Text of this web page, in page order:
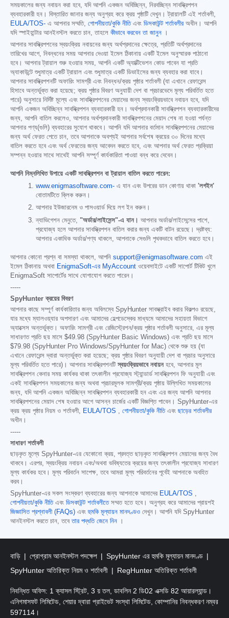
সময়কালের জন্য নবায়ন করা হবে, যদি আপনি একজন অবিচ্ছিন্ন, নিরবচ্ছিন্ন সাবস্ক্রিপশন
ব্যবহারকারী হন। বিস্তারিত জানার জন্য অনুগ্রহ করে ক্রয় পৃষ্ঠাটি দেখুন। ট্রায়ালটি এই শর্তাবলী,
EULA/TOS- এ আপনার সম্মতি, গোপনীয়তা/কুকি নীতিএবং ডিসকাউন্ট শর্তাবলীর অধীন। আপনি
যদি স্পাইহান্টার আনইনস্টল করতে চান, তাহলে কীভাবে করবেন তা জানুন ।
আপনার সাবস্ক্রিপশনের স্বয়ংক্রিয় নবায়নের জন্য অর্থপ্রদানের ক্ষেত্রে, প্রতিটি অর্থপ্রদানের
তারিখের আগে, নিবন্ধনের সময় আপনার দেওয়া ইমেল ঠিকানায় একটি ইমেল অনুস্মারক পাঠানো
হবে। আপনার ট্রায়াল শুরু হওয়ার সময়, আপনি একটি অ্যাক্টিভেশন কোড পাবেন যা প্রতি
অ্যাকাউন্টে শুধুমাত্র একটি ট্রায়াল এবং শুধুমাত্র একটি ডিভাইসের জন্য ব্যবহার করা যাবে।
আপনার সাবস্ক্রিপশনটি অফারিং সামগ্রী এবং নিবন্ধন/ক্রয় পৃষ্ঠার শর্তাবলী (যা এখানে রেফারেন্স
হিসাবে অন্তর্ভুক্ত করা হয়েছে; ক্রয় পৃষ্ঠার বিবরণ অনুযায়ী দেশ বা প্রচারভেদে মূল্য পরিবর্তিত হতে
পারে) অনুসারে নির্দিষ্ট মূল্যে এবং সাবস্ক্রিপশনের মেয়াদের জন্য স্বয়ংক্রিয়ভাবে নবায়ন হবে, যদি
আপনি একজন অবিচ্ছিন্ন সাবস্ক্রিপশন ব্যবহারকারী হন। অর্থপ্রদানকারী সাবস্ক্রিপশন ব্যবহারকারীদের
জন্য, আপনি বাতিল করলেও, আপনার অর্থপ্রদানকারী সাবস্ক্রিপশনের মেয়াদ শেষ না হওয়া পর্যন্ত
আপনার পণ্য(গুলি) ব্যবহারের সুযোগ থাকবে। আপনি যদি আপনার বর্তমান সাবস্ক্রিপশনের মেয়াদের
জন্য অর্থ ফেরত পেতে চান, তবে আপনাকে অবশ্যই আপনার সর্বশেষ ক্রয়ের ৩০ দিনের মধ্যে
বাতিল করতে হবে এবং অর্থ ফেরতের জন্য আবেদন করতে হবে, এবং আপনার অর্থ ফেরত প্রক্রিয়া
সম্পন্ন হওয়ার সাথে সাথেই আপনি সম্পূর্ণ কার্যকারিতা পাওয়া বন্ধ করে দেবেন।
আপনি নিম্নলিখিত উপায়ে একটি সাবস্ক্রিপশন বা ট্রায়াল বাতিল করতে পারেন:
www.enigmasoftware.com- এ যান এবং উপরের ডান কোণায় থাকা 'লগইন'
বোতামটিতে ক্লিক করুন।
আপনার ইউজারনেম ও পাসওয়ার্ড দিয়ে লগ ইন করুন।
ন্যাভিগেশন মেনুতে, "অর্ডার/লাইসেন্স"-এ যান। আপনার অর্ডার/লাইসেন্সের পাশে,
প্রযোজ্য হলে আপনার সাবস্ক্রিপশন বাতিল করার জন্য একটি বাটন রয়েছে। দ্রষ্টব্য:
আপনার একাধিক অর্ডার/পণ্য থাকলে, আপনাকে সেগুলি পৃথকভাবে বাতিল করতে হবে।
আপনার কোনো প্রশ্ন বা সমস্যা থাকলে, আপনি support@enigmasoftware.com এই
ইমেল ঠিকানায় অথবা EnigmaSoft-এর MyAccount ওয়েবসাইটে একটি সাপোর্ট টিকিট খুলে
EnigmaSoft সাপোর্টের সাথে যোগাযোগ করতে পারেন।
-----
SpyHunter ক্রয়ের বিবরণ
আপনার কাছে সম্পূর্ণ কার্যকারিতার জন্য অবিলম্বে SpyHunter সাবস্ক্রাইব করার বিকল্পও রয়েছে,
যার মধ্যে ম্যালওয়্যার অপসারণ এবং আমাদের হেল্পডেস্কের মাধ্যমে আমাদের সহায়তা বিভাগে
অ্যাক্সেস অন্তর্ভুক্ত। অফারিং সামগ্রী এবং রেজিস্ট্রেশন/ক্রয় পৃষ্ঠার শর্তাবলী অনুসারে, এর মূল্য
সাধারণত প্রতি ছয় মাসে $49.98 (SpyHunter Basic Windows) এবং প্রতি ছয় মাসে
$79.98 (SpyHunter Pro Windows/SpyHunter for Mac) থেকে শুরু হয় (যা
এখানে রেফারেন্স দ্বারা অন্তর্ভুক্ত করা হয়েছে; ক্রয় পৃষ্ঠার বিবরণ অনুযায়ী দেশ বা প্রচার অনুসারে
মূল্য পরিবর্তিত হতে পারে)। আপনার সাবস্ক্রিপশনটিস্বয়ংক্রিয়ভাবে নবায়নহবে, আপনার মূল
সাবস্ক্রিপশন কেনার সময় কার্যকর থাকা তৎকালীন প্রযোজ্য স্ট্যান্ডার্ড সাবস্ক্রিপশন ফি অনুযায়ী এবং
একই সাবস্ক্রিপশন সময়কালের জন্য অথবা প্রচারমূলক সামগ্রী/ক্রয় পৃষ্ঠায় উল্লিখিত সময়কালের
জন্য, যদি আপনি একজন অবিচ্ছিন্ন সাবস্ক্রিপশন ব্যবহারকারী হন এবং এর জন্য আপনি আপনার
সাবস্ক্রিপশনের মেয়াদ শেষ হওয়ার আগে আসন্ন চার্জের একটি বিজ্ঞপ্তি পাবেন। SpyHunter-এর
ক্রয় ক্রয় পৃষ্ঠার নিয়ম ও শর্তাবলী,
EULA/TOS গোপনীয়তা/কুকি নীতিএবং ছাড়ের শর্তাবলীর
অধীন।
-----
সাধারণ শর্তাবলী
ছাড়কৃত মূল্যে SpyHunter-এর যেকোনো ক্রয়, প্রদত্ত ছাড়কৃত সাবস্ক্রিপশন মেয়াদের জন্য বৈধ
থাকবে। এরপর, স্বয়ংক্রিয় নবায়ন এবং/অথবা ভবিষ্যতের ক্রয়ের জন্য তৎকালীন প্রযোজ্য সাধারণ
মূল্য কার্যকর হবে। মূল্য পরিবর্তন সাপেক্ষ, তবে আমরা মূল্য পরিবর্তনের পূর্বেই আপনাকে অবহিত
করব।
SpyHunter-এর সকল সংস্করণ ব্যবহারের জন্য আপনাকে আমাদের EULA/TOS
গোপনীয়তা/কুকি নীতিএবং ডিসকাউন্ট শর্তাবলীতেসম্মত হতে হবে। অনুগ্রহ করে আমাদের প্রায়শই
জিজ্ঞাসিত প্রশ্নাবলী (FAQs) এবংহুমকি মূল্যায়ন মানদণ্ডও দেখুন। আপনি যদি SpyHunter
আনইনস্টল করতে চান, তবেতার পদ্ধতি জেনে নিন ।
বাড়ি প্রোগ্রাম আনইনস্টল পদক্ষেপ
SpyHunter এর হুমকি মূল্যায়ন মানদণ্ড
SpyHunter অতিরিক্ত নিয়ম ও শর্তাবলী
RegHunter অতিরিক্ত শর্তাবলী
নিবন্ধিত অফিস: 1 ক্যাসল স্ট্রিট, 3 য় তল, ডাবলিন 2 ডি02 এক্সডি 82 আয়ারল্যান্ড।
এনিগমাসফট লিমিটেড, শেয়ার দ্বারা প্রাইভেট সংস্থা লিমিটেড, কোম্পানির নিবন্ধকরণ নম্বর
597114।